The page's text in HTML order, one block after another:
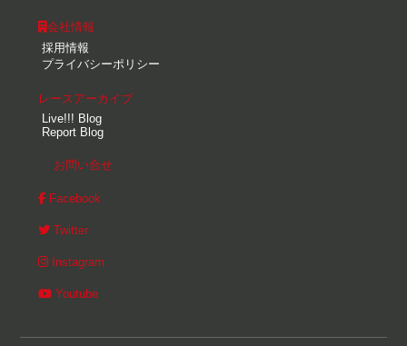
会社情報
採用情報
プライバシーポリシー
レースアーカイブ
Live!!! Blog
Report Blog
お問い合せ
Facebook
Twitter
Instagram
Youtube